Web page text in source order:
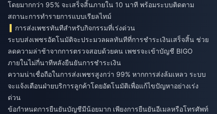
โดยมากกว่า 95% จะเสร็จสิ้นภายใน 10 นาที พร้อมระบบติดตาม
สถานะการทำรายการแบบเรียลไทม์
การส่งเพชรทันทีสำหรับกิจกรรมที่เร่งด่วน
ระบบส่งเพชรอัตโนมัติจะประมวลผลทันทีที่การชำระเงินเสร็จสิ้น ช่วย
ลดความล่าช้าจากการตรวจสอบด้วยคน เพชรจะเข้าบัญชี BIGO
ภายในไม่กี่นาทีหลังยืนยันการชำระเงิน
ความน่าเชื่อถือในการส่งเพชรสูงกว่า 99% หากการส่งล้มเหลว ระบบ
จะแจ้งเตือนฝ่ายบริการลูกค้าโดยอัตโนมัติเพื่อแก้ไขปัญหาอย่างเร่ง
ด่วน
ข้อกำหนดการยืนยันบัญชีมีน้อยมาก เพียงการยืนยันอีเมลหรือโทรศัพท์